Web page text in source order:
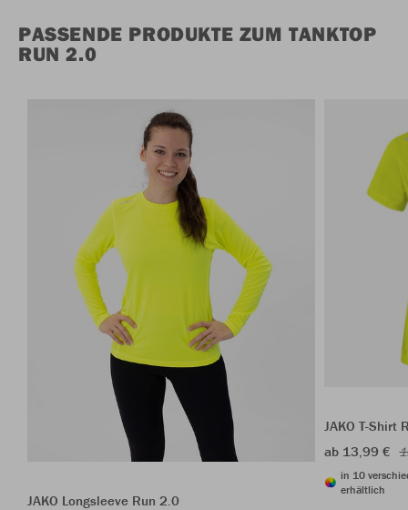
PASSENDE PRODUKTE ZUM TANKTOP
RUN 2.0
JAKO Longsleeve Run 2.0
JAKO T-Shirt
ab 13,99 €
in 10
erhältlich